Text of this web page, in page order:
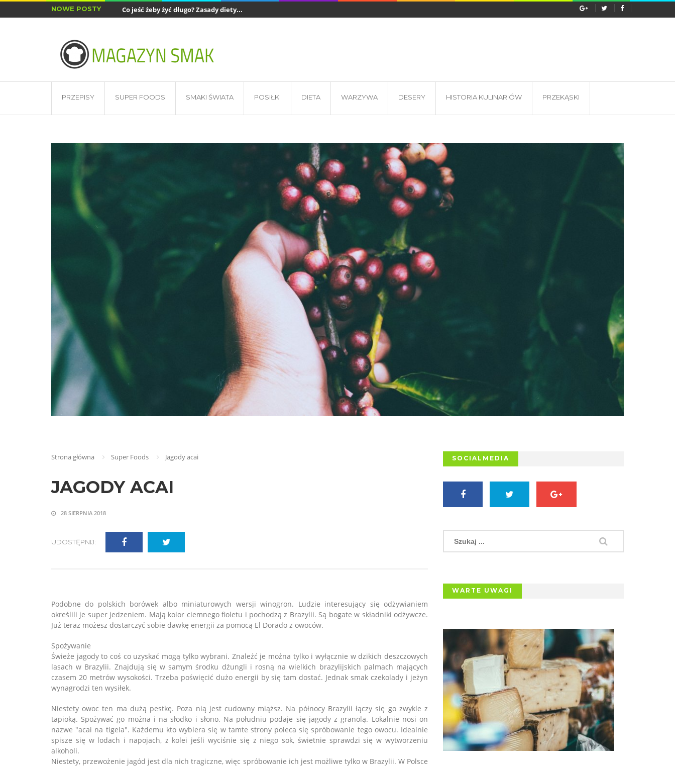
NOWE POSTY Co jeść żeby żyć długo? Zasady diety...
Najlepsze akcesoria do air fryera - wkładki...
PRZEPISY SUPER FOODS SMAKI ŚWIATA POSIŁKI DIETA WARZYWA DESERY HISTORIA KULINARIÓW PRZEKĄSKI
Strona główna Super Foods Jagody acai
JAGODY ACAI
28 SIERPNIA 2018
UDOSTĘPNIJ:
Podobne do polskich borówek albo miniaturowych wersji winogron. Ludzie interesujący się odżywianiem
określili je super jedzeniem. Mają kolor ciemnego fioletu i pochodzą z Brazylii. Są bogate w składniki odżywcze.
Już teraz możesz dostarczyć sobie dawkę energii za pomocą El Dorado z owoców.
Spożywanie
Świeże jagody to coś co uzyskać mogą tylko wybrani. Znaleźć je można tylko i wyłącznie w dzikich deszczowych
lasach w Brazylii. Znajdują się w samym środku dżungli i rosną na wielkich brazylijskich palmach mających
czasem 20 metrów wysokości. Trzeba poświęcić dużo energii by się tam dostać. Jednak smak czekolady i jeżyn
wynagrodzi ten wysiłek.
Niestety owoc ten ma dużą pestkę. Poza nią jest cudowny miąższ. Na północy Brazylii łączy się go zwykle z
tapioką. Spożywać go można i na słodko i słono. Na południu podaje się jagody z granolą. Lokalnie nosi on
nazwe "acai na tigela". Każdemu kto wybiera się w tamte strony poleca się spróbowanie tego owocu. Idealnie
spisze się w lodach i napojach, z kolei jeśli wyciśnie się z niego sok, świetnie sprawdzi się w wytworzeniu
alkoholi.
Niestety, przewożenie jagód jest dla nich tragiczne, więc spróbowanie ich jest możliwe tylko w Brazylii. W Polsce
SOCIALMEDIA
WARTE UWAGI